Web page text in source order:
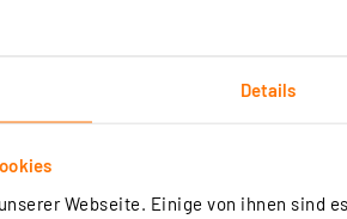
Details
Webseite. Einige von ihnen sind
unter Wasser
Atmosphäre